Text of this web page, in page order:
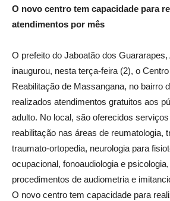
O novo centro tem capacidade para
atendimentos por mês
O prefeito do Jaboatão dos
inaugurou, nesta terça-feira (2), o
Reabilitação de Massangana, no bairro
realizados atendimentos gratuitos aos
adulto. No local, são oferecidos
reabilitação nas áreas de reumatologia,
traumato-ortopedia, neurologia para
ocupacional, fonoaudiologia e
procedimentos de audiometria e
O novo centro tem capacidade para